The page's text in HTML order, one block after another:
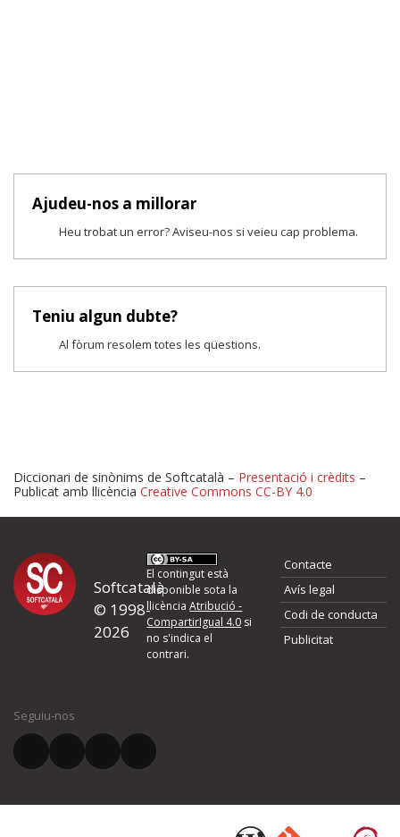
Ajudeu-nos a millorar
Heu trobat un error? Aviseu-nos si veieu cap problema.
Teniu algun dubte?
Al fòrum resolem totes les qüestions.
Proposeu-nos millores o
d'errors
Si heu trobat un error o voleu proposar alguna millora, ompliu els
quina és la millora que proposeu o l'error del qual voleu informar-
El vostre correu electrònic *
Diccionari de sinònims de Softcatalà – Presentació i crèdits –
Publicat amb llicència Creative Commons CC-BY 4.0
Softcatalà
© 1998-
2026
El contingut està
disponible sota la
llicènciaAtribució -
CompartirIgual 4.0 si
no s'indica el
contrari.
Contacte
Avís legal
Codi de conducta
Publicitat
Seguiu-nos